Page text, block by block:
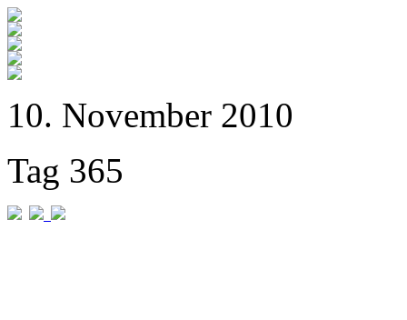
10. November 2010
Tag 365